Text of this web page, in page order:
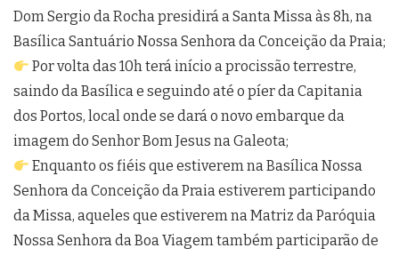
Dom Sergio da Rocha presidirá a Santa Missa às 8h, na
Basílica Santuário Nossa Senhora da Conceição da Praia;
Por volta das 10h terá início a procissão terrestre,
saindo da Basílica e seguindo até o píer da Capitania
dos Portos, local onde se dará o novo embarque da
imagem do Senhor Bom Jesus na Galeota;
Enquanto os fiéis que estiverem na Basílica Nossa
Senhora da Conceição da Praia estiverem participando
da Missa, aqueles que estiverem na Matriz da Paróquia
Nossa Senhora da Boa Viagem também participarão de